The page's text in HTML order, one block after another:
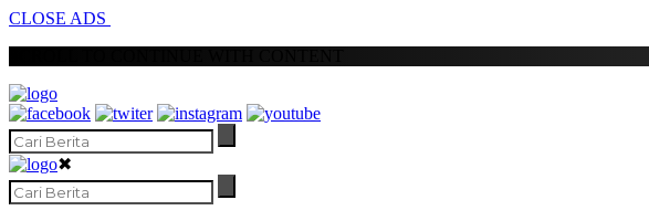
CLOSE ADS
✖